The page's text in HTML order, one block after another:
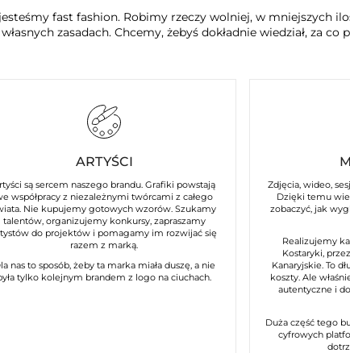
fast fashion. Robimy rzeczy wolniej, w mniejszych
zasadach. Chcemy, żebyś dokładnie wiedział, za co
ARTYŚCI
są sercem naszego brandu. Grafiki powstają
współpracy z niezależnymi twórcami z całego
Nie kupujemy gotowych wzorów. Szukamy
talentów, organizujemy konkursy, zapraszamy
do projektów i pomagamy im rozwijać się
razem z marką.
nas to sposób, żeby ta marka miała duszę, a nie
tylko kolejnym brandem z logo na ciuchach.
Zdjęcia, wideo,
Dzięki temu
zobaczyć, jak
Realizujemy
Kostaryki,
Kanaryjskie. To
koszty. Ale
autentyczne i
Duża część tego
cyfrowych